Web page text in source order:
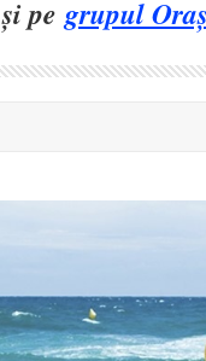
și pegrupul